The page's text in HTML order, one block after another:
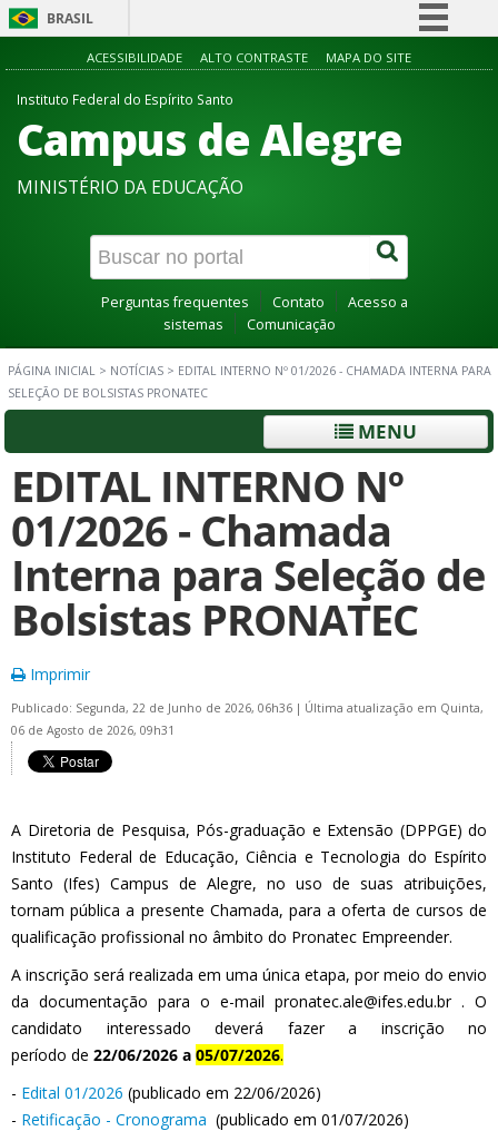
BRASIL
Simplifique!
Acesso à informação
Canais
ACESSIBILIDADE ALTO CONTRASTE MAPA DO SITE
Instituto Federal do Espírito Santo
Campus de Alegre
MINISTÉRIO DA EDUCAÇÃO
Perguntas frequentes Contato
Acesso a
sistemas
Comunicação
PÁGINA INICIAL > NOTÍCIAS > EDITAL INTERNO Nº 01/2026 - CHAMADA INTERNA PARA
SELEÇÃO DE BOLSISTAS PRONATEC
MENU
EDITAL INTERNO Nº
01/2026 - Chamada
Interna para Seleção de
Bolsistas PRONATEC
Imprimir
Publicado: Segunda, 22 de Junho de 2026, 06h36 | Última atualização em Quinta,
06 de Agosto de 2026, 09h31
A Diretoria de Pesquisa, Pós-graduação e Extensão (DPPGE) do
Instituto Federal de Educação, Ciência e Tecnologia do Espírito
Santo (Ifes) Campus de Alegre, no uso de suas atribuições,
tornam pública a presente Chamada, para a oferta de cursos de
qualificação profissional no âmbito do Pronatec Empreender.
A inscrição será realizada em uma única etapa, por meio do envio
da documentação para o e-mail pronatec.ale@ifes.edu.br . O
candidato interessado deverá fazer a inscrição no
período de 22/06/2026 a 05/07/2026.
- Edital 01/2026 (publicado em 22/06/2026)
- Retificação - Cronograma (publicado em 01/07/2026)